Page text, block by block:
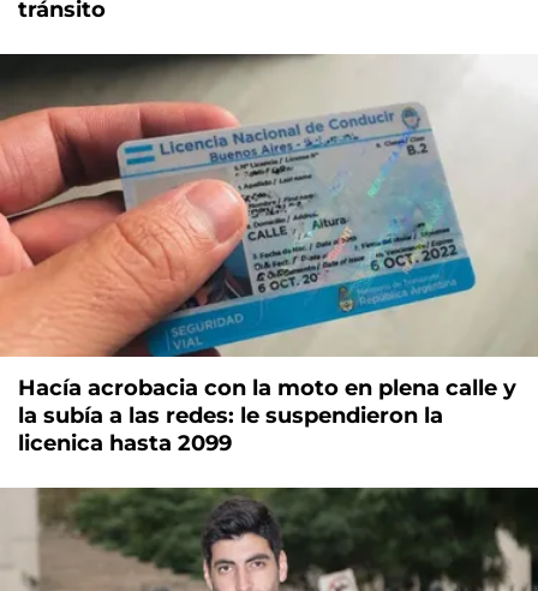
tránsito
Hacía acrobacia con la moto en plena calle y
la subía a las redes: le suspendieron la
licenica hasta 2099